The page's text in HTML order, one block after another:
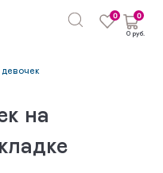
0 0
0 руб.
на